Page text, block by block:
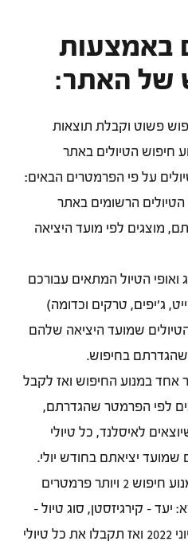
באמצעות
של האתר:
פשוט וקבלת תוצאות
חיפוש הטיולים באתר
על פי הפרמטרים הבאים:
הרשומים באתר
מוצגים לפי מועד היציאה
ואופי הטיול המתאים עבורכם
ג'יפים, טרקים וכדומה)
שמועד היציאה שלהם
בחיפוש.
אחד במנוע החיפוש ואז לקבל
לפי הפרמטר שהגדרתם,
לאיסלנד, כל טיולי
שמועד יציאתם בחודש יולי.
בנוסף, ניתן להגדיר במנוע חיפוש 2 ויותר פרמטרים
יעד - קירגיזסטן, סוג טיול -
ג'יפים, מועדי יציאה - יוני 2022 ואז תקבלו את כל טיולי